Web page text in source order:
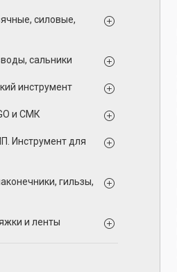
силовые,
сальники
инструмент
и СМК
Инструмент для
гильзы,
и ленты